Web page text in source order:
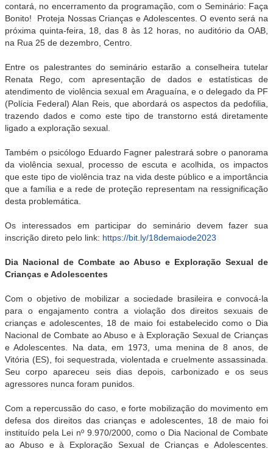
contará, no encerramento da programação, com o Seminário: Faça
Bonito! Proteja Nossas Crianças e Adolescentes. O evento será na
próxima quinta-feira, 18, das 8 às 12 horas, no auditório da OAB,
na Rua 25 de dezembro, Centro.
Entre os palestrantes do seminário estarão a conselheira tutelar
Renata Rego, com apresentação de dados e estatísticas de
atendimento de violência sexual em Araguaína, e o delegado da PF
(Polícia Federal) Alan Reis, que abordará os aspectos da pedofilia,
trazendo dados e como este tipo de transtorno está diretamente
ligado a exploração sexual.
Também o psicólogo Eduardo Fagner palestrará sobre o panorama
da violência sexual, processo de escuta e acolhida, os impactos
que este tipo de violência traz na vida deste público e a importância
que a família e a rede de proteção representam na ressignificação
desta problemática.
Os interessados em participar do seminário devem fazer sua
inscrição direto pelo link: https://bit.ly/18demaiode2023
Dia Nacional de Combate ao Abuso e Exploração Sexual de
Crianças e Adolescentes
Com o objetivo de mobilizar a sociedade brasileira e convocá-la
para o engajamento contra a violação dos direitos sexuais de
crianças e adolescentes, 18 de maio foi estabelecido como o Dia
Nacional de Combate ao Abuso e à Exploração Sexual de Crianças
e Adolescentes. Na data, em 1973, uma menina de 8 anos, de
Vitória (ES), foi sequestrada, violentada e cruelmente assassinada.
Seu corpo apareceu seis dias depois, carbonizado e os seus
agressores nunca foram punidos.
Com a repercussão do caso, e forte mobilização do movimento em
defesa dos direitos das crianças e adolescentes, 18 de maio foi
instituído pela Lei nº 9.970/2000, como o Dia Nacional de Combate
ao Abuso e à Exploração Sexual de Crianças e Adolescentes.